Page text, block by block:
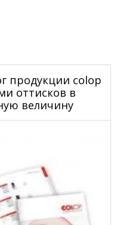
продукции colop
оттисков в
величину